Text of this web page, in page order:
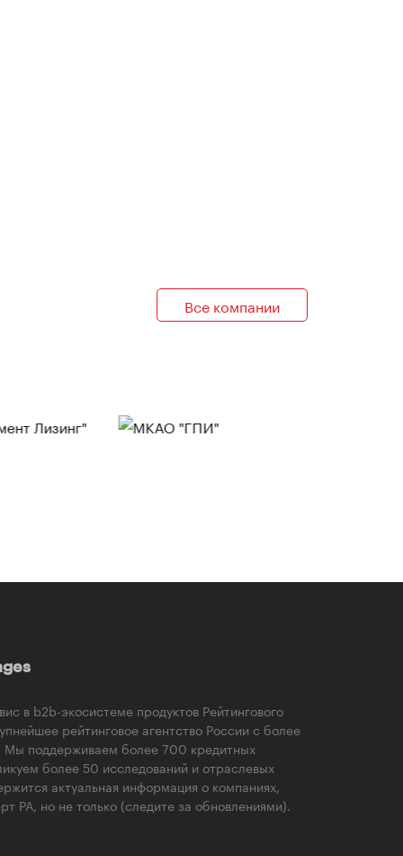
Все компании
в b2b-экосистеме продуктов Рейтингового
рейтинговое агентство России с более
Мы поддерживаем более 700 кредитных
более 50 исследований и отраслевых
актуальная информация о компаниях,
РА, но не только (следите за обновлениями).